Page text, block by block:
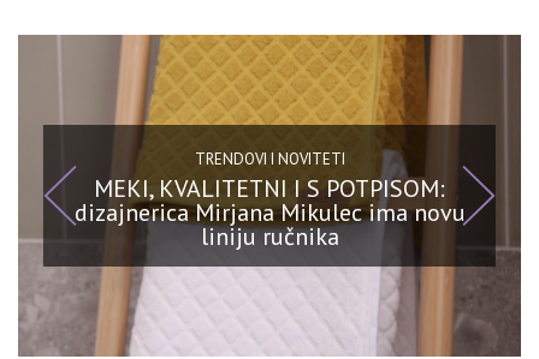
TRENDOVI I NOVITETI
MEKI, KVALITETNI I S POTPISOM:
dizajnerica Mirjana Mikulec ima novu
liniju ručnika